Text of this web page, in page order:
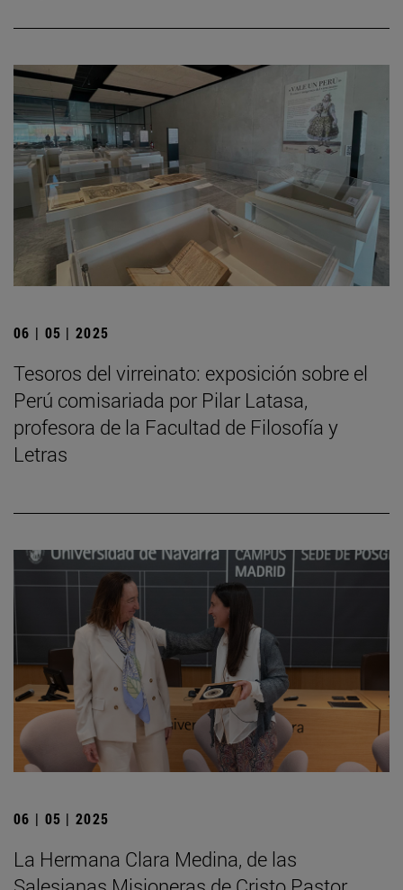
06 | 05 | 2025
Tesoros del virreinato: exposición sobre el
Perú comisariada por Pilar Latasa,
profesora de la Facultad de Filosofía y
Letras
06 | 05 | 2025
La Hermana Clara Medina, de las